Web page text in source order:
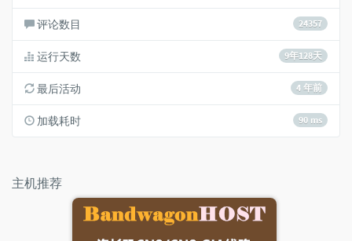
24357
评论数目
9年128天
运行天数
4 年前
最后活动
90 ms
加载耗时
主机推荐